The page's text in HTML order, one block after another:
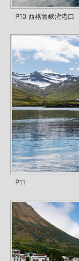
P10 西格鲁峡湾港口
P11